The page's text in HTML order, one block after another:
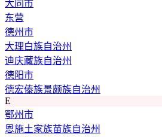
大同市
东营
德州市
大理白族自治州
迪庆藏族自治州
德阳市
德宏傣族景颇族自治州
E
鄂州市
恩施土家族苗族自治州